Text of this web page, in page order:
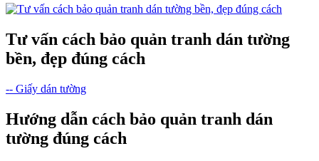
Tư vấn cách bảo quản tranh dán tường
bền, đẹp đúng cách
-- Giấy dán tường
Hướng dẫn cách bảo quản tranh dán
tường đúng cách